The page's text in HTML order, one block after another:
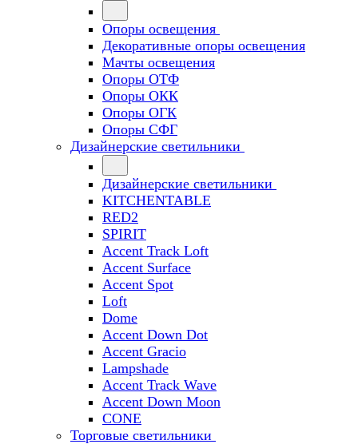
Опоры освещения
Декоративные опоры освещения
Мачты освещения
Опоры ОТФ
Опоры ОКК
Опоры ОГК
Опоры СФГ
Дизайнерские светильники
Дизайнерские светильники
KITCHENTABLE
RED2
SPIRIT
Accent Track Loft
Accent Surface
Accent Spot
Loft
Dome
Accent Down Dot
Accent Gracio
Lampshade
Accent Track Wave
Accent Down Moon
CONE
Торговые светильники